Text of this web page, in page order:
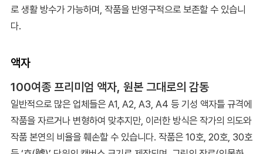
로 생활 방수가 가능하며, 작품을 반영구적으로 보존할 수 있습니
다.
액자
100여종 프리미엄 액자, 원본 그대로의 감동
일반적으로 많은 업체들은 A1, A2, A3, A4 등 기성 액자틀 규격에
작품을 자르거나 변형하여 맞추지만, 이러한 방식은 작가의 의도와
작품 본연의 비율을 훼손할 수 있습니다. 작품은 10호, 20호, 30호